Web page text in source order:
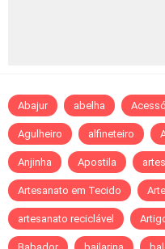
Abajur abelha
Agulheiro alfineteiro
Anjinha Apostila
Artesanato em Tecido
artesanato reciclável